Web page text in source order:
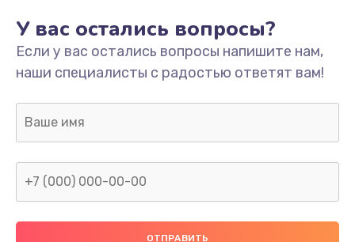
У вас остались вопросы?
Если у вас остались вопросы напишите нам,
наши специалисты с радостью ответят вам!